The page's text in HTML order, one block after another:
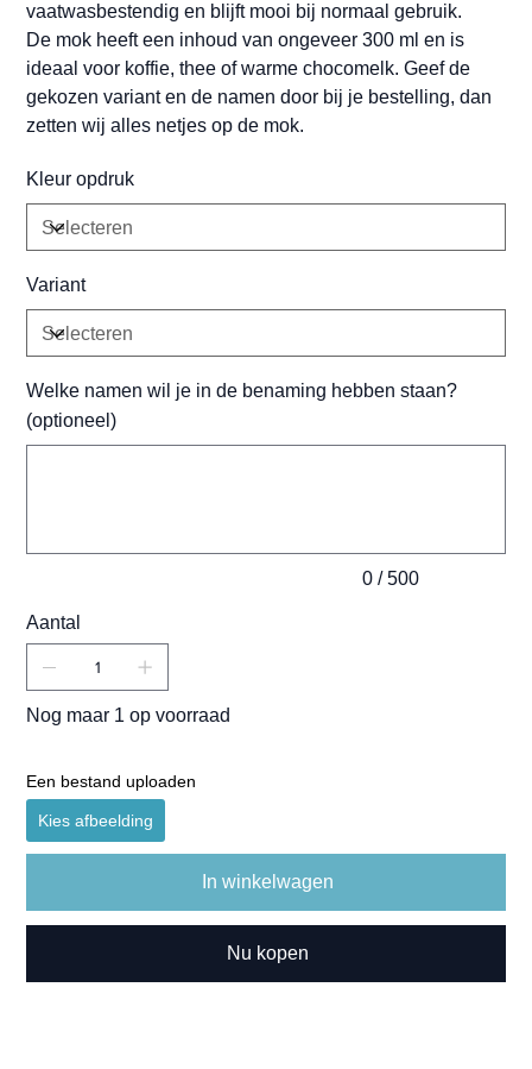
vaatwasbestendig en blijft mooi bij normaal gebruik.
De mok heeft een inhoud van ongeveer 300 ml en is
ideaal voor koffie, thee of warme chocomelk. Geef de
gekozen variant en de namen door bij je bestelling, dan
zetten wij alles netjes op de mok.
Kleur opdruk
Variant
Welke namen wil je in de benaming hebben staan?
(optioneel)
0 / 500
Aantal
Nog maar 1 op voorraad
Een bestand uploaden
Kies afbeelding
In winkelwagen
Nu kopen